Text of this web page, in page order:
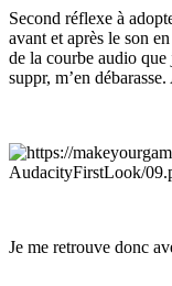
Second réflexe à
avant et après le son
de la courbe audio
suppr, m’en
Je me retrouve donc